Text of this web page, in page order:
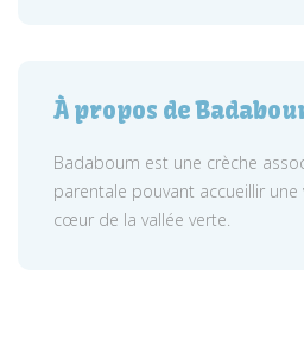
À propos de
Badaboum est une crèche
parentale pouvant accueillir
cœur de la vallée verte.